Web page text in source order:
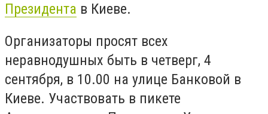
Президента в Киеве.
Организаторы просят всех
неравнодушных быть в четверг, 4
сентября, в 10.00 на улице Банковой в
Киеве. Участвовать в пикете